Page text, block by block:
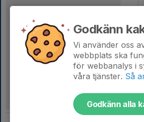
Godkänn
Vi använder oss
webbplats ska
för webbanalys i
våra tjänster. Så
Godkänn alla